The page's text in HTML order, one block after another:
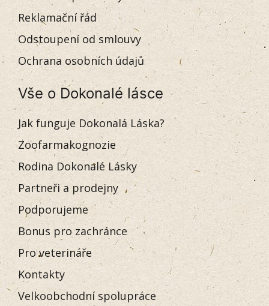
Reklamační řád
Odstoupení od smlouvy
Ochrana osobních údajů
Vše o Dokonalé lásce
Jak funguje Dokonalá Láska?
Zoofarmakognozie
Rodina Dokonalé Lásky
Partneři a prodejny
Podporujeme
Bonus pro zachránce
Pro veterináře
Kontakty
Velkoobchodní spolupráce